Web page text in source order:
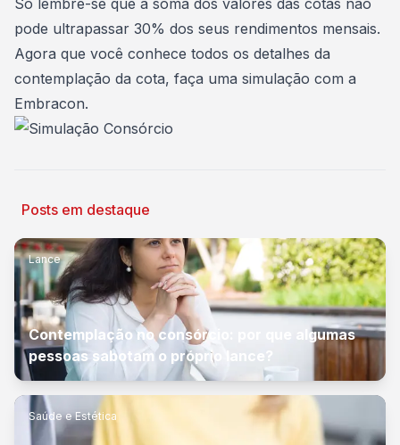
Só lembre-se que a soma dos valores das cotas não
pode ultrapassar 30% dos seus rendimentos mensais.
Agora que você conhece todos os detalhes da
contemplação da cota, faça uma simulação com a
Embracon.
Posts em destaque
Lance
Contemplação no consórcio: por que algumas
pessoas sabotam o próprio lance?
Saúde e Estética